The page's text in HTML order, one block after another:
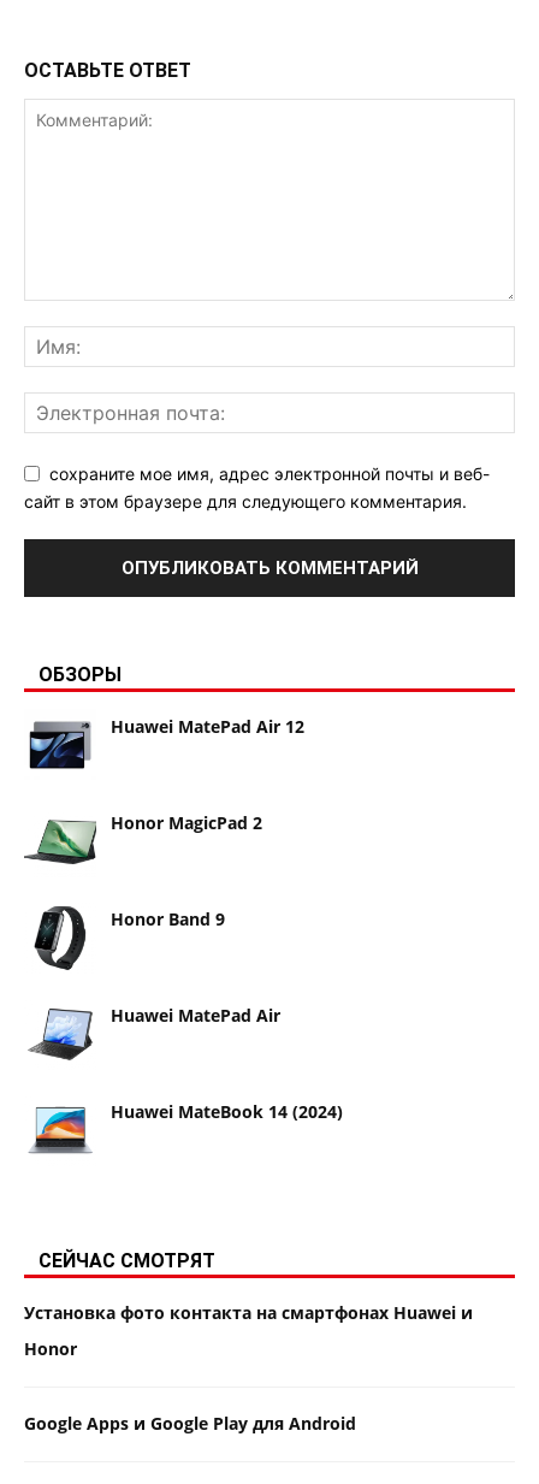
ОСТАВЬТЕ ОТВЕТ
сохраните мое имя, адрес электронной почты и веб-
сайт в этом браузере для следующего комментария.
ОБЗОРЫ
Huawei MatePad Air 12
Honor MagicPad 2
Honor Band 9
Huawei MatePad Air
Huawei MateBook 14 (2024)
СЕЙЧАС СМОТРЯТ
Установка фото контакта на смартфонах Huawei и
Honor
Google Apps и Google Play для Android